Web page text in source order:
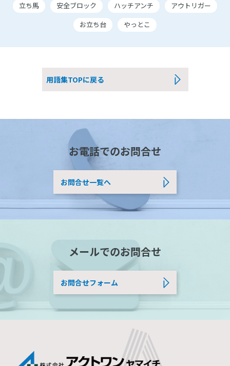
立ち馬
安全ブロック ハッチアンチ
アウトリガー
お立ち台
やっとこ
用語集TOPに戻る
お電話でのお問合せ
お問合せ一覧へ
メールでのお問合せ
お問合せフォーム